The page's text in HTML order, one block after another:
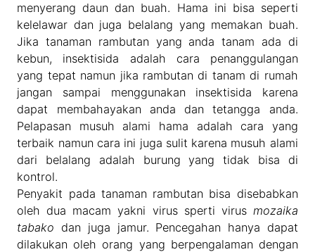
menyerang daun dan buah. Hama ini bisa seperti
kelelawar dan juga belalang yang memakan buah.
Jika tanaman rambutan yang anda tanam ada di
kebun, insektisida adalah cara penanggulangan
yang tepat namun jika rambutan di tanam di rumah
jangan sampai menggunakan insektisida karena
dapat membahayakan anda dan tetangga anda.
Pelapasan musuh alami hama adalah cara yang
terbaik namun cara ini juga sulit karena musuh alami
dari belalang adalah burung yang tidak bisa di
kontrol.
Penyakit pada tanaman rambutan bisa disebabkan
oleh dua macam yakni virus sperti virus mozaika
tabako dan juga jamur. Pencegahan hanya dapat
dilakukan oleh orang yang berpengalaman dengan